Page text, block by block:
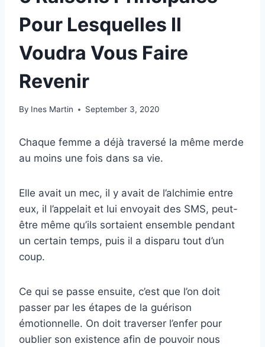
Pour Lesquelles Il
Voudra Vous Faire
Revenir
By Ines Martin September 3, 2020
Chaque femme a déjà traversé la même merde
au moins une fois dans sa vie.
Elle avait un mec, il y avait de l’alchimie entre
eux, il l’appelait et lui envoyait des SMS, peut-
être même qu’ils sortaient ensemble pendant
un certain temps, puis il a disparu tout d’un
coup.
Ce qui se passe ensuite, c’est que l’on doit
passer par les étapes de la guérison
émotionnelle. On doit traverser l’enfer pour
oublier son existence afin de pouvoir nous